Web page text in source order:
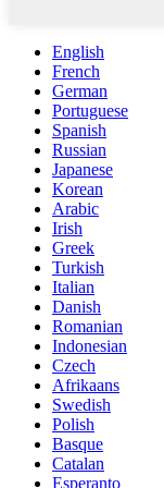
English
French
German
Portuguese
Spanish
Russian
Japanese
Korean
Arabic
Irish
Greek
Turkish
Italian
Danish
Romanian
Indonesian
Czech
Afrikaans
Swedish
Polish
Basque
Catalan
Esperanto